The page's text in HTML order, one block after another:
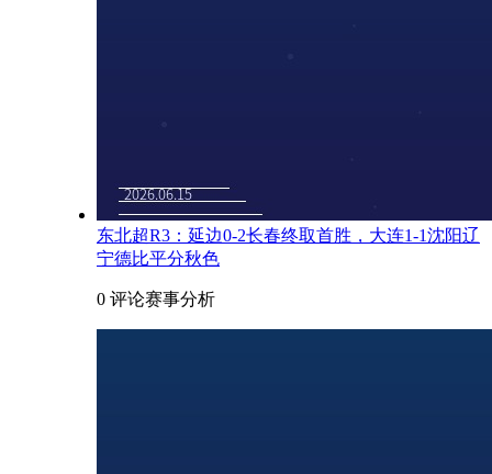
东北超R3：延边0-2长春终取首胜，大连1-1沈阳辽
宁德比平分秋色
0 评论赛事分析